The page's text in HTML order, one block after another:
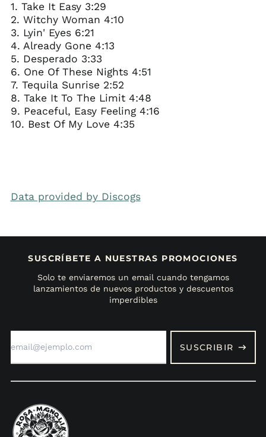
1. Take It Easy 3:29
2. Witchy Woman 4:10
3. Lyin' Eyes 6:21
4. Already Gone 4:13
5. Desperado 3:33
6. One Of These Nights 4:51
7. Tequila Sunrise 2:52
8. Take It To The Limit 4:48
9. Peaceful, Easy Feeling 4:16
10. Best Of My Love 4:35
Data provided by Discogs
SUSCRÍBETE A NUESTRAS PROMOCIONES
Solo te enviaremos un email cuando tengamos
lanzamientos de nuevos productos y descuentos
imperdibles
SUSCRIBIR